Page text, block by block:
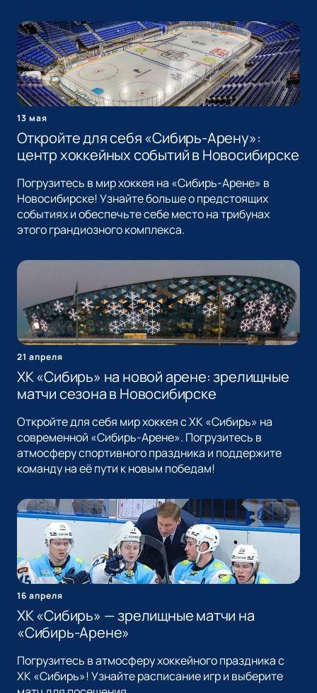
13 мая
Откройте для себя «Сибирь-Арену»:
центр хоккейных событий в Новосибирске
Погрузитесь в мир хоккея на «Сибирь-Арене» в
Новосибирске! Узнайте больше о предстоящих
событиях и обеспечьте себе место на трибунах
этого грандиозного комплекса.
21 апреля
ХК «Сибирь» на новой арене: зрелищные
матчи сезона в Новосибирске
Откройте для себя мир хоккея с ХК «Сибирь» на
современной «Сибирь-Арене». Погрузитесь в
атмосферу спортивного праздника и поддержите
команду на её пути к новым победам!
16 апреля
ХК «Сибирь» — зрелищные матчи на
«Сибирь-Арене»
Погрузитесь в атмосферу хоккейного праздника с
ХК «Сибирь»! Узнайте расписание игр и выберите